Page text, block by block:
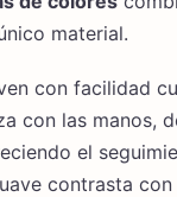
material.
con facilidad
con las manos,
el
contrasta